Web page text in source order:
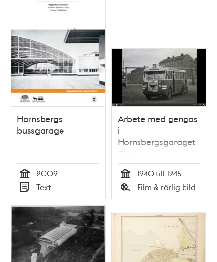
Hornsbergs
bussgarage
Tid
2009
Typ
Text
Arbete med gengas
i
Hornsbergsgaraget
(film)
Tid
1940 till 1945
Typ
Film & rörlig bild